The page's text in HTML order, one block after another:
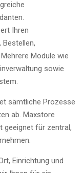
Ihren
Module wie
sowie
sämtliche Prozesse
ab. Maxstore
geeignet für zentral,
Einrichtung und